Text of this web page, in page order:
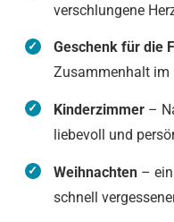
verschlungene
Geschenk für die
Zusammenhalt im
Kinderzimmer–
liebevoll und
Weihnachten– ein
schnell